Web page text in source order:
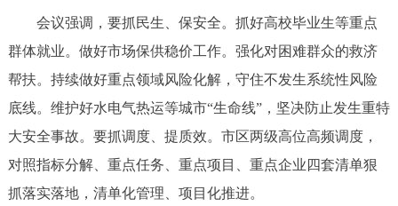
会议强调，要抓民生、保安全。抓好高校毕业生等重点
群体就业。做好市场保供稳价工作。强化对困难群众的救济
帮扶。持续做好重点领域风险化解，守住不发生系统性风险
底线。维护好水电气热运等城市“生命线”，坚决防止发生重特
大安全事故。要抓调度、提质效。市区两级高位高频调度，
对照指标分解、重点任务、重点项目、重点企业四套清单狠
抓落实落地，清单化管理、项目化推进。